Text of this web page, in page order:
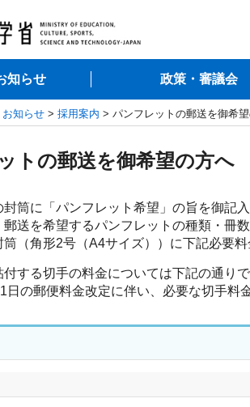
知らせ 政策・審議会
知らせ > 採用案内 > パンフレットの郵送を御希
トの郵送を御希望の方へ
筒に「パンフレット希望」の旨を御記入
送を希望するパンフレットの種類・冊
する切手の料金については下記の通りで
の郵便料金改定に伴い、必要な切手料